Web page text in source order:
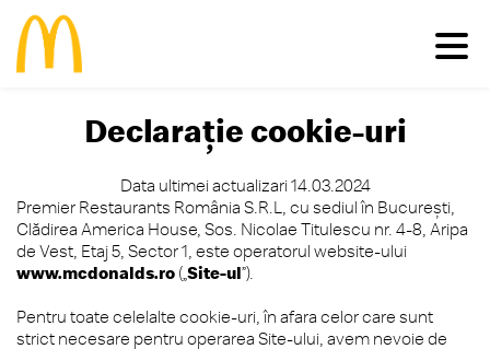
Vită
Porc
Peşte
Băuturi
Deserturi
Salate
Micul Dejun
Gustări
Happy Meal®
Meniuri
Happy Meal®
Comunitate
Impactul economic în România
Inițiative sustenabile
Casa Ronald McDonald® România
Restaurante
Vino în echipa noastră
Declarație cookie-uri
Data ultimei actualizari 14.03.2024
Premier Restaurants România S.R.L, cu sediul în Bucureşti,
Clădirea America House, Sos. Nicolae Titulescu nr. 4-8, Aripa
de Vest, Etaj 5, Sector 1, este operatorul website-ului
www.mcdonalds.ro („Site-ul”).
Pentru toate celelalte cookie-uri, în afara celor care sunt
strict necesare pentru operarea Site-ului, avem nevoie de